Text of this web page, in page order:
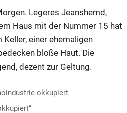
Legeres Jeanshemd,
Haus mit der Nummer 15 hat
einer ehemaligen
bloße Haut. Die
dezent zur Geltung.